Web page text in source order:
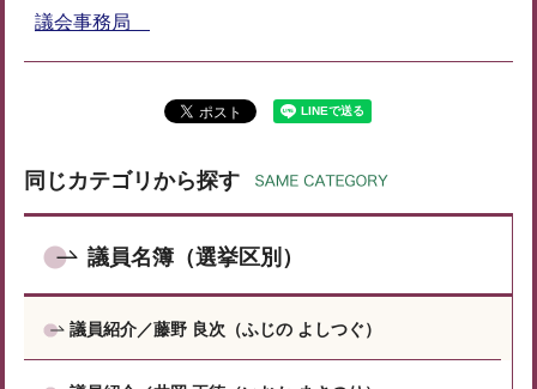
議会事務局
同じカテゴリから探す
議員名簿（選挙区別）
議員紹介／藤野 良次（ふじの よしつぐ）